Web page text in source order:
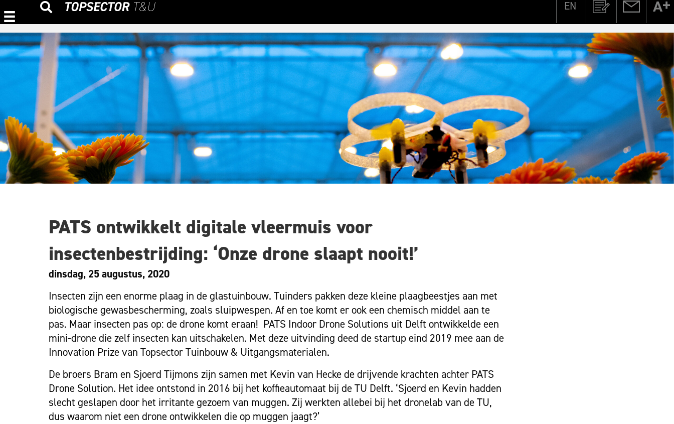
EN
Zoeken
PATS ontwikkelt digitale vleermuis voor
insectenbestrijding: ‘Onze drone slaapt nooit!’
dinsdag, 25 augustus, 2020
Insecten zijn een enorme plaag in de glastuinbouw. Tuinders pakken deze kleine plaagbeestjes aan met
biologische gewasbescherming, zoals sluipwespen. Af en toe komt er ook een chemisch middel aan te
pas. Maar insecten pas op: de drone komt eraan! PATS Indoor Drone Solutions uit Delft ontwikkelde een
mini-drone die zelf insecten kan uitschakelen. Met deze uitvinding deed de startup eind 2019 mee aan de
Innovation Prize van Topsector Tuinbouw & Uitgangsmaterialen.
De broers Bram en Sjoerd Tijmons zijn samen met Kevin van Hecke de drijvende krachten achter PATS
Drone Solution. Het idee ontstond in 2016 bij het koffieautomaat bij de TU Delft. ‘Sjoerd en Kevin hadden
slecht geslapen door het irritante gezoem van muggen. Zij werkten allebei bij het dronelab van de TU,
dus waarom niet een drone ontwikkelen die op muggen jaagt?’